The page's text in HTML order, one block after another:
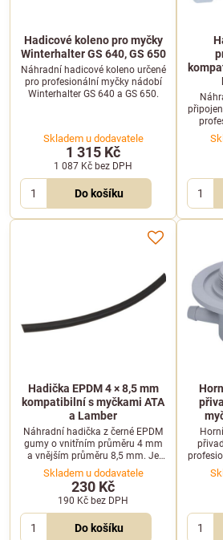
Hadicové koleno pro myčky
Winterhalter GS 640, GS 650
Náhradní hadicové koleno určené
pro profesionální myčky nádobí
Winterhalter GS 640 a GS 650.
Skladem u dodavatele
1 315 Kč
1 087 Kč bez DPH
Do košíku
Hadička EPDM 4 × 8,5 mm
kompatibilní s myčkami ATA
a Lamber
Náhradní hadička z černé EPDM
gumy o vnitřním průměru 4 mm
a vnějším průměru 8,5 mm. Je
kompatibilní s profesionálními
myčkami značek ATA a Lamber.
Skladem u dodavatele
230 Kč
190 Kč bez DPH
Do košíku
a